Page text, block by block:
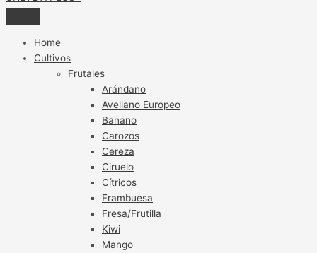
Home
Cultivos
Frutales
Arándano
Avellano Europeo
Banano
Carozos
Cereza
Ciruelo
Cítricos
Frambuesa
Fresa/Frutilla
Kiwi
Mango